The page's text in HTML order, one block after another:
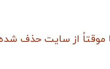
موقتاً از سایت حذف